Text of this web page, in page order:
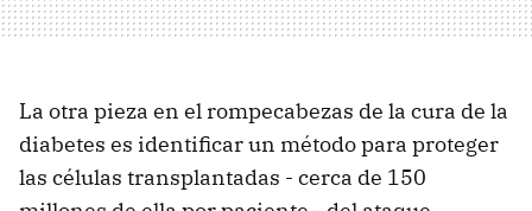
La otra pieza en el rompecabezas de la cura de la
diabetes es identificar un método para proteger
las células transplantadas - cerca de 150